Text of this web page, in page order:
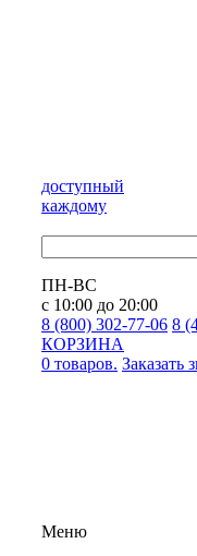
доступный
каждому
ПН-ВС
с 10:00 до 20:00
8 (800) 302-77-06 8
КОРЗИНА
0 товаров. Заказать
Меню